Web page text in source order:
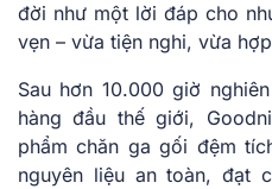
đời như một lời đáp cho
vẹn – vừa tiện nghi, vừa
Sau hơn 10.000 giờ
hàng đầu thế giới,
phẩm chăn ga gối đệm
nguyên liệu an toàn, đạt